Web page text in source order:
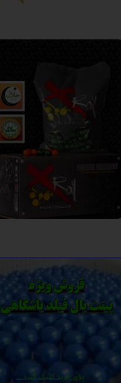
فروش ویژه
​​​​​​​پینت بال فیلد باشگاهی
برای خرید کلیک کنید ...